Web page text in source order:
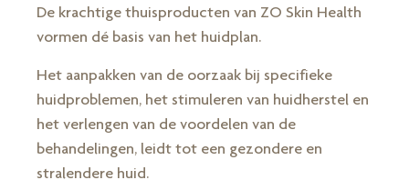
De krachtige thuisproducten van ZO Skin Health
vormen dé basis van het huidplan.
Het aanpakken van de oorzaak bij specifieke
huidproblemen, het stimuleren van huidherstel en
het verlengen van de voordelen van de
behandelingen, leidt tot een gezondere en
stralendere huid.